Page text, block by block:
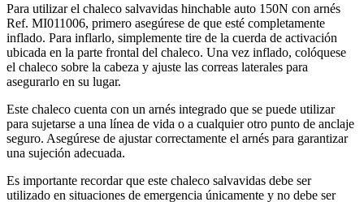
Para utilizar el chaleco salvavidas hinchable auto 150N con arnés
Ref. MI011006, primero asegúrese de que esté completamente
inflado. Para inflarlo, simplemente tire de la cuerda de activación
ubicada en la parte frontal del chaleco. Una vez inflado, colóquese
el chaleco sobre la cabeza y ajuste las correas laterales para
asegurarlo en su lugar.
Este chaleco cuenta con un arnés integrado que se puede utilizar
para sujetarse a una línea de vida o a cualquier otro punto de anclaje
seguro. Asegúrese de ajustar correctamente el arnés para garantizar
una sujeción adecuada.
Es importante recordar que este chaleco salvavidas debe ser
utilizado en situaciones de emergencia únicamente y no debe ser